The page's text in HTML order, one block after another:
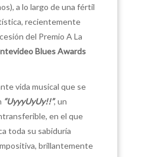
a lo largo de una fértil
recientemente
del Premio A La
Blues Awards
vida musical que se
“UyyyUyUy!!”, un
en el que
toda su sabiduría
brillantemente